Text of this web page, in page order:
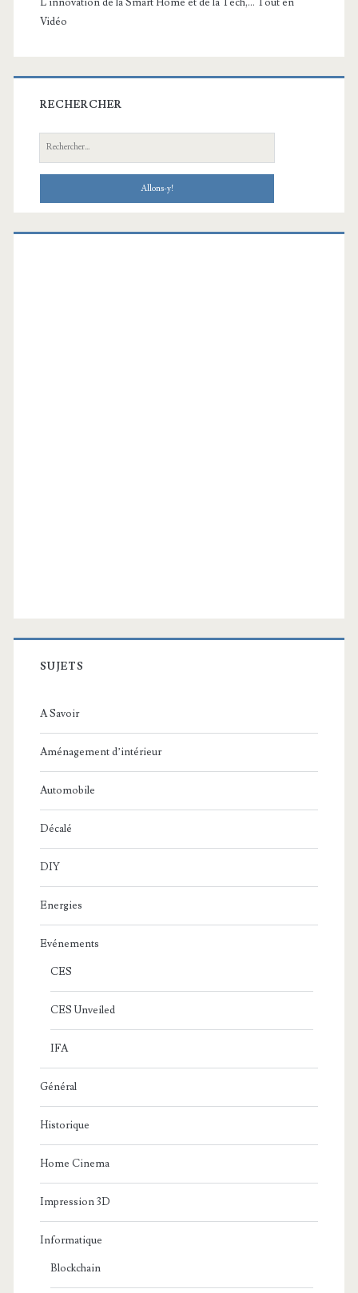
Vidéo
RECHERCHER
Recherche:
SUJETS
A Savoir
Aménagement d’intérieur
Automobile
Décalé
DIY
Energies
Evénements
CES
CES Unveiled
IFA
Général
Historique
Home Cinema
Impression 3D
Informatique
Blockchain